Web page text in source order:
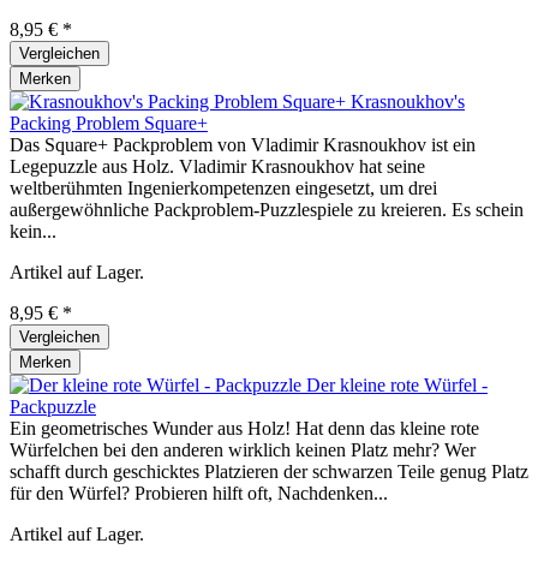
8,95 € *
Vergleichen
Merken
Krasnoukhov's
Packing Problem Square+
Das Square+ Packproblem von Vladimir Krasnoukhov ist ein
Legepuzzle aus Holz. Vladimir Krasnoukhov hat seine
weltberühmten Ingenierkompetenzen eingesetzt, um drei
außergewöhnliche Packproblem-Puzzlespiele zu kreieren. Es schein
kein...
Artikel auf Lager.
8,95 € *
Vergleichen
Merken
Der kleine rote Würfel -
Packpuzzle
Ein geometrisches Wunder aus Holz! Hat denn das kleine rote
Würfelchen bei den anderen wirklich keinen Platz mehr? Wer
schafft durch geschicktes Platzieren der schwarzen Teile genug Platz
für den Würfel? Probieren hilft oft, Nachdenken...
Artikel auf Lager.